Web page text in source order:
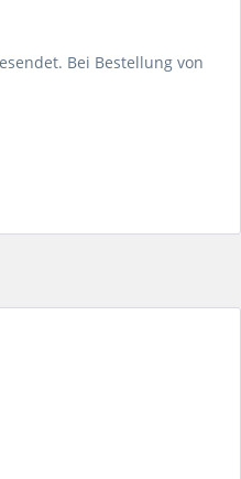
Bei Bestellung von